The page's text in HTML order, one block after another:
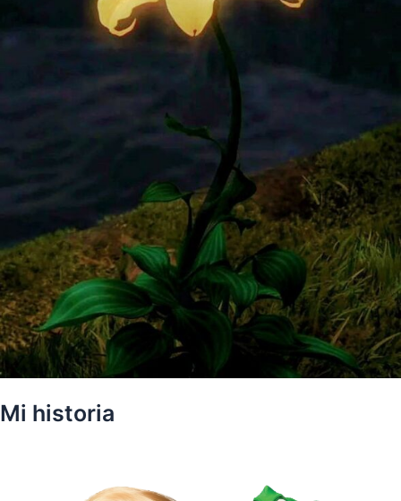
Mi historia